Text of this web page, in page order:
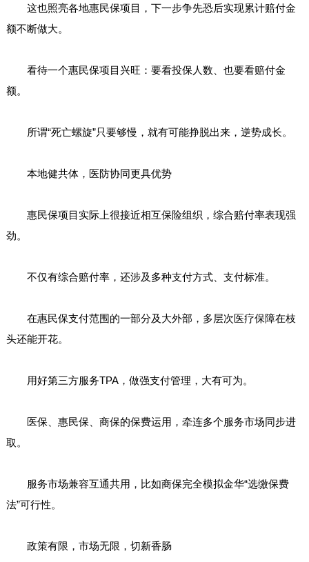
这也照亮各地惠民保项目，下一步争先恐后实现累计赔付金
额不断做大。
看待一个惠民保项目兴旺：要看投保人数、也要看赔付金
额。
所谓“死亡螺旋”只要够慢，就有可能挣脱出来，逆势成长。
本地健共体，医防协同更具优势
惠民保项目实际上很接近相互保险组织，综合赔付率表现强
劲。
不仅有综合赔付率，还涉及多种支付方式、支付标准。
在惠民保支付范围的一部分及大外部，多层次医疗保障在枝
头还能开花。
用好第三方服务TPA，做强支付管理，大有可为。
医保、惠民保、商保的保费运用，牵连多个服务市场同步进
取。
服务市场兼容互通共用，比如商保完全模拟金华“选缴保费
法”可行性。
政策有限，市场无限，切新香肠